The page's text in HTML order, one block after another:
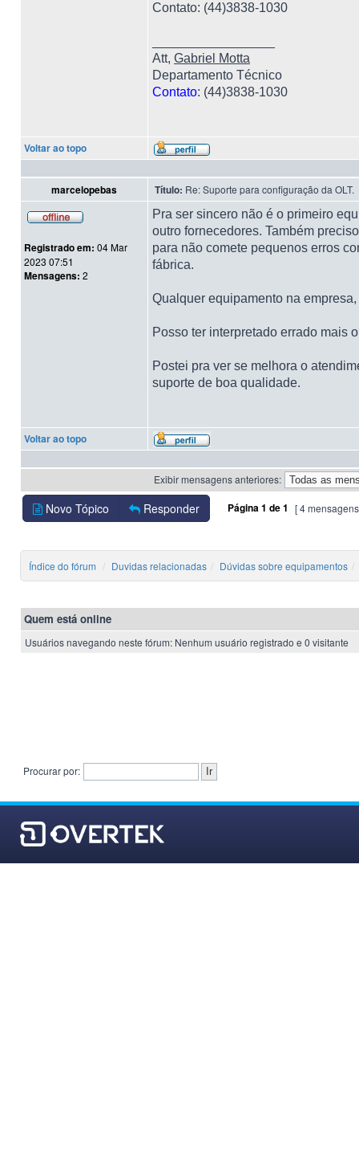
Contato: (44)3838-1030
Att, Gabriel Motta
Departamento Técnico
Contato: (44)3838-1030
Voltar ao topo
marcelopebas Título: Re: Suporte para configuração da OLT.
Registrado em: 04 Mar
2023 07:51
Mensagens: 2
Pra ser sincero não é o primeiro
outro fornecedores. Também
para não comete pequenos erros
fábrica.
Qualquer equipamento na
Posso ter interpretado errado mais
Postei pra ver se melhora o
suporte de boa qualidade.
Voltar ao topo
Exibir mensagens anteriores:
Novo Tópico Responder Página1 de1 [ 4
Índice do fórum Duvidas relacionadas Dúvidas sobre equipamentos
Quem está online
Usuários navegando neste fórum: Nenhum usuário registrado e 0 visitante
Procurar por: